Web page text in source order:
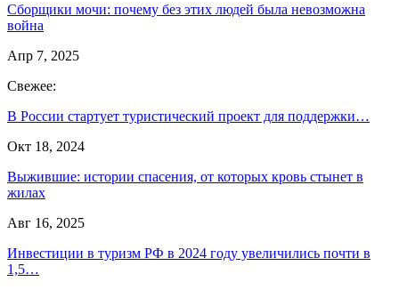
Сборщики мочи: почему без этих людей была невозможна
война
Апр 7, 2025
Свежее:
В России стартует туристический проект для поддержки…
Окт 18, 2024
Выжившие: истории спасения, от которых кровь стынет в
жилах
Авг 16, 2025
Инвестиции в туризм РФ в 2024 году увеличились почти в
1,5…